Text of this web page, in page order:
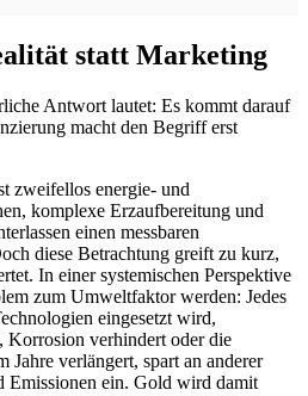
statt Marketing
Antwort lautet: Es kommt darauf
macht den Begriff erst
zweifellos energie- und
komplexe Erzaufbereitung und
einen messbaren
diese Betrachtung greift zu kurz,
In einer systemischen Perspektive
zum Umweltfaktor werden: Jedes
eingesetzt wird,
Korrosion verhindert oder die
Jahre verlängert, spart an anderer
Emissionen ein. Gold wird damit